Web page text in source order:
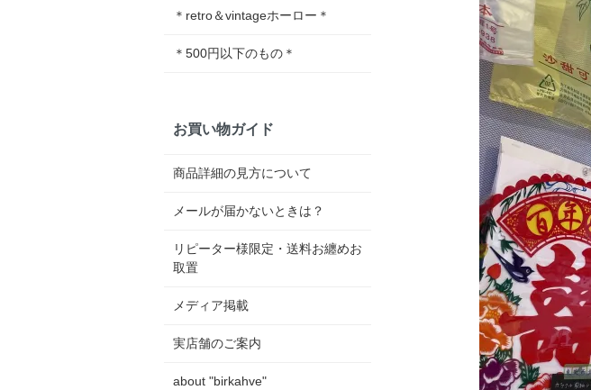
＊retro＆vintageホーロー＊
＊500円以下のもの＊
お買い物ガイド
商品詳細の見方について
メールが届かないときは？
リピーター様限定・送料お纏めお
取置
メディア掲載
実店舗のご案内
about "birkahve"